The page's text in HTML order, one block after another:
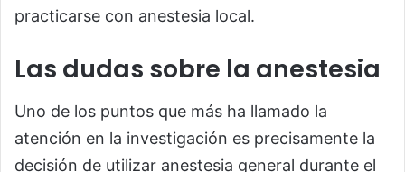
practicarse con anestesia local.
Las dudas sobre la anestesia
Uno de los puntos que más ha llamado la
atención en la investigación es precisamente la
decisión de utilizar anestesia general durante el